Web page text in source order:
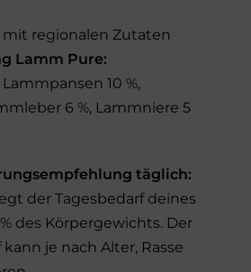
mit regionalen Zutaten
Lamm Pure:
10 %,
6 %, Lammniere 5
täglich:
der Tagesbedarf deines
des Körpergewichts. Der
je nach Alter, Rasse